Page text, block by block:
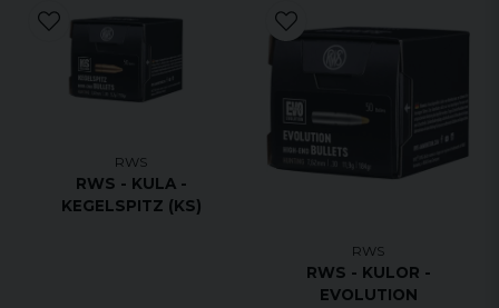
RWS
RWS - KULA -
KEGELSPITZ (KS)
RWS
RWS - KULOR -
EVOLUTION